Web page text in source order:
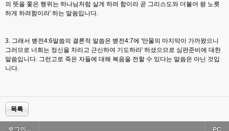
의 뜻을 쫓은 행위는 하나님처럼 살게 하려 함이라 곧 그리스도와 더불어 왕 노릇
하게 하려함이라' 하는 말씀입니다.
3. 그래서 벧전4:6말씀의 결론적 말씀은 벧전4:7에 '만물의 마지막이 가까왔으니
그러므로 너희는 정신을 차리고 근신하여 기도하라' 하셨으므로 심판준비에 대한
말씀입니다. 그런고로 죽은 자들에 대해 복음을 전할 수 있다는 말씀은 아닌 것입
니다.
목록
로그인... PC